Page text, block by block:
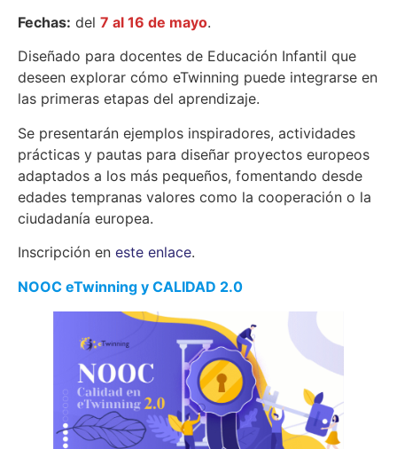
Fechas: del 7 al 16 de mayo.
Diseñado para docentes de Educación Infantil que
deseen explorar cómo eTwinning puede integrarse en
las primeras etapas del aprendizaje.
Se presentarán ejemplos inspiradores, actividades
prácticas y pautas para diseñar proyectos europeos
adaptados a los más pequeños, fomentando desde
edades tempranas valores como la cooperación o la
ciudadanía europea.
Inscripción en este enlace.
NOOC eTwinning y CALIDAD 2.0